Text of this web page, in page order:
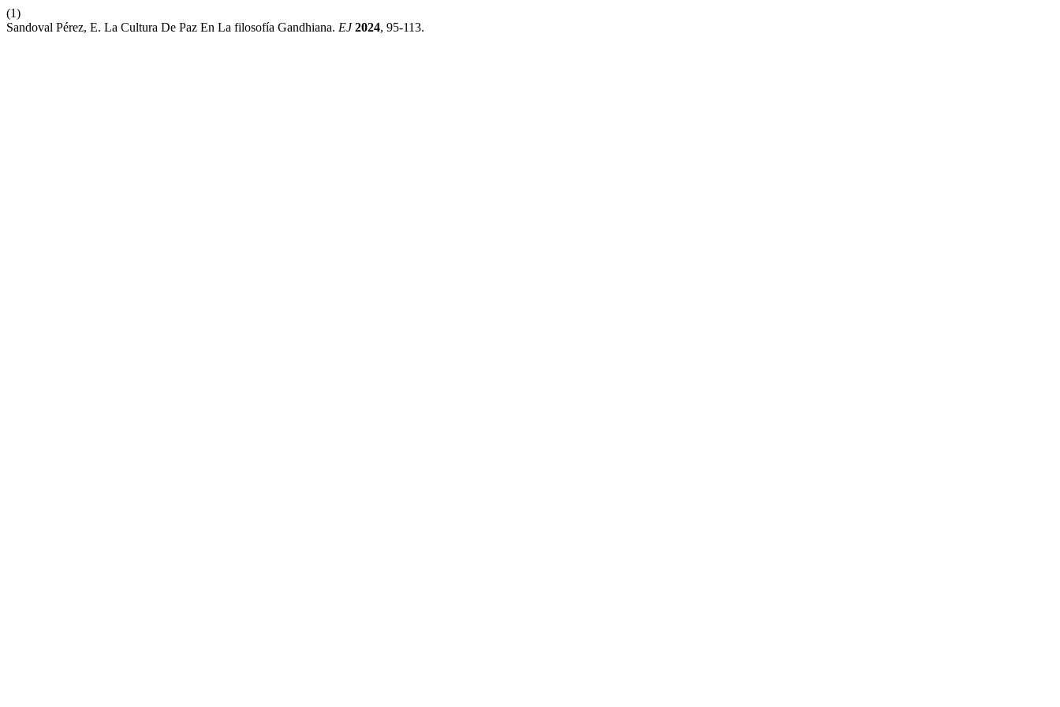
(1)
Sandoval Pérez, E. La Cultura De Paz En La filosofía Gandhiana. EJ 2024, 95-113.